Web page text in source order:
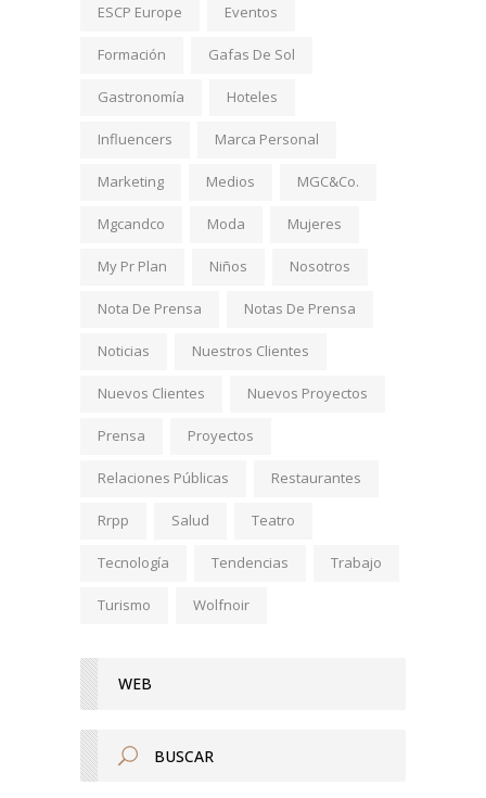
ESCP Europe Eventos
Formación Gafas De Sol
Gastronomía Hoteles
Influencers Marca Personal
Marketing Medios MGC&Co.
Mgcandco Moda Mujeres
My Pr Plan Niños Nosotros
Nota De Prensa Notas De Prensa
Noticias Nuestros Clientes
Nuevos Clientes Nuevos Proyectos
Prensa Proyectos
Relaciones Públicas Restaurantes
Rrpp Salud Teatro
Tecnología Tendencias Trabajo
Turismo Wolfnoir
WEB